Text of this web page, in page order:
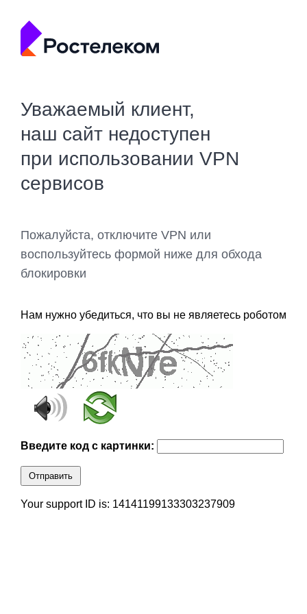
Уважаемый клиент,
наш сайт недоступен
при использовании VPN
сервисов
Пожалуйста, отключите VPN или
воспользуйтесь формой ниже для обхода
блокировки
Нам нужно убедиться, что вы не являетесь роботом
Введите код с картинки:
Отправить
Your support ID is: 14141199133303237909